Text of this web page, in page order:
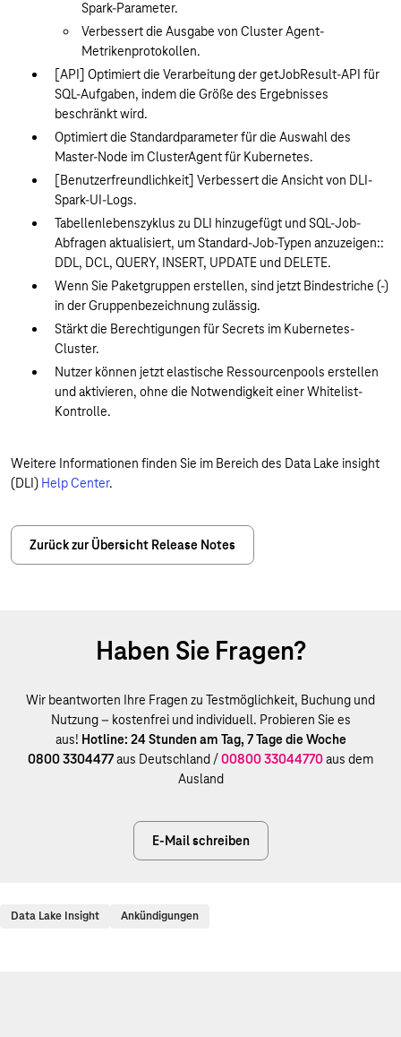
Spark-Parameter.
Verbessert die Ausgabe von Cluster Agent-
Metrikenprotokollen.
[API] Optimiert die Verarbeitung der getJobResult-API für
SQL-Aufgaben, indem die Größe des Ergebnisses
beschränkt wird.
Optimiert die Standardparameter für die Auswahl des
Master-Node im ClusterAgent für Kubernetes.
[Benutzerfreundlichkeit] Verbessert die Ansicht von DLI-
Spark-UI-Logs.
Tabellenlebenszyklus zu DLI hinzugefügt und SQL-Job-
Abfragen aktualisiert, um Standard-Job-Typen anzuzeigen::
DDL, DCL, QUERY, INSERT, UPDATE und DELETE.
Wenn Sie Paketgruppen erstellen, sind jetzt Bindestriche (-)
in der Gruppenbezeichnung zulässig.
Stärkt die Berechtigungen für Secrets im Kubernetes-
Cluster.
Nutzer können jetzt elastische Ressourcenpools erstellen
und aktivieren, ohne die Notwendigkeit einer Whitelist-
Kontrolle.
Weitere Informationen finden Sie im Bereich des Data Lake insight
(DLI) Help Center.
Zurück zur Übersicht Release Notes
Haben Sie Fragen?
Wir beantworten Ihre Fragen zu Testmöglichkeit, Buchung und
Nutzung – kostenfrei und individuell. Probieren Sie es
aus! Hotline: 24 Stunden am Tag, 7 Tage die Woche
0800 3304477aus Deutschland /00800 33044770aus dem
Ausland
E-Mail schreiben
Data Lake Insight Ankündigungen